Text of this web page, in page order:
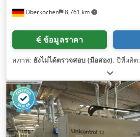
Oberkochen 8,761 km
ข้อมูลราคา
สภาพ: ยังไม่ได้ตรวจสอบ (มือสอง), ปีที่ผลิต: